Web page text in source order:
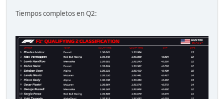
Tiempos completos en Q2: